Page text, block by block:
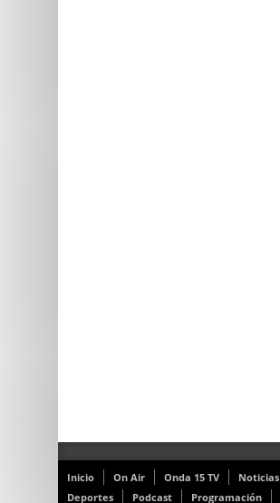
Inicio On Air Onda 15 TV
Noticias
Deportes
Podcast Programación